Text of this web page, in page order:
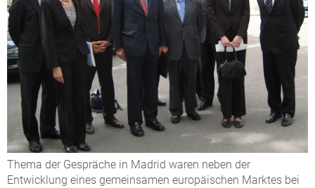
Thema der Gespräche in Madrid waren neben der
Entwicklung eines gemeinsamen europäischen Marktes bei